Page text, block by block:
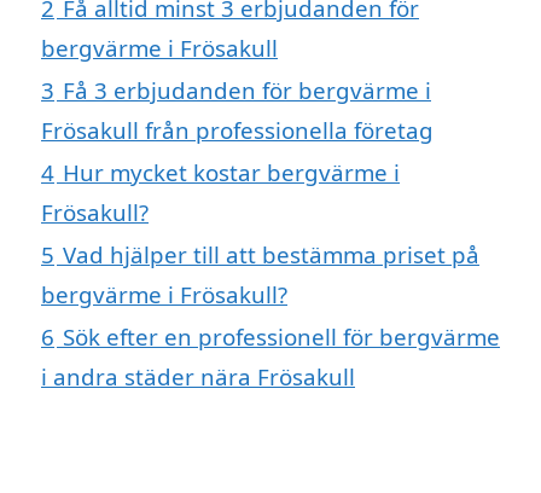
2 Få alltid minst 3 erbjudanden för
bergvärme i Frösakull
3 Få 3 erbjudanden för bergvärme i
Frösakull från professionella företag
4 Hur mycket kostar bergvärme i
Frösakull?
5 Vad hjälper till att bestämma priset på
bergvärme i Frösakull?
6 Sök efter en professionell för bergvärme
i andra städer nära Frösakull